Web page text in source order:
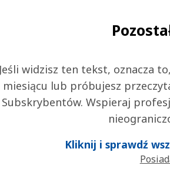
Jeśli widzisz ten tekst, oznacza
miesiącu lub próbujesz
Subskrybentów. Wspieraj
Kliknij i sprawdź